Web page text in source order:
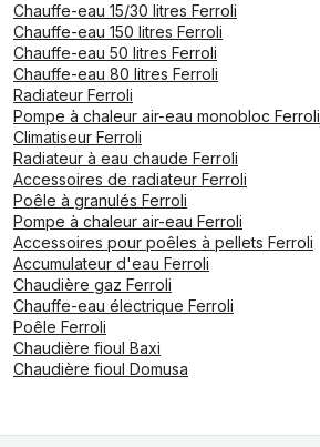
Chauffe-eau 15/30 litres Ferroli
Chauffe-eau 150 litres Ferroli
Chauffe-eau 50 litres Ferroli
Chauffe-eau 80 litres Ferroli
Radiateur Ferroli
Pompe à chaleur air-eau monobloc Ferroli
Climatiseur Ferroli
Radiateur à eau chaude Ferroli
Accessoires de radiateur Ferroli
Poêle à granulés Ferroli
Pompe à chaleur air-eau Ferroli
Accessoires pour poêles à pellets Ferroli
Accumulateur d'eau Ferroli
Chaudière gaz Ferroli
Chauffe-eau électrique Ferroli
Poêle Ferroli
Chaudière fioul Baxi
Chaudière fioul Domusa